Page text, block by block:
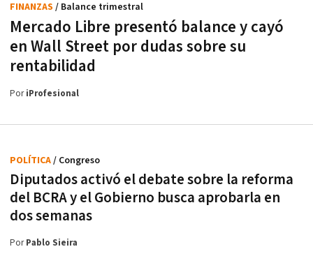
Mercado Libre presentó balance y cayó
en Wall Street por dudas sobre su
rentabilidad
FINANZAS / Balance trimestral
PoriProfesional
Diputados activó el debate sobre la reforma
del BCRA y el Gobierno busca aprobarla en
dos semanas
POLÍTICA/ Congreso
PorPablo Sieira